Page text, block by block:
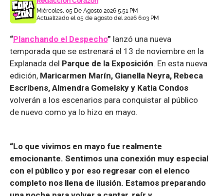
Miércoles, 05 De Agosto 2026 5:51 PM
Actualizado el 05 de agosto del 2026 6:03 PM
“Planchando el Despecho” lanzó una nueva
temporada que se estrenará el 13 de noviembre en la
Explanada del Parque de la Exposición. En esta nueva
edición, Maricarmen Marín, Gianella Neyra, Rebeca
Escribens, Almendra Gomelsky y Katia Condos
volverán a los escenarios para conquistar al público
de nuevo como ya lo hizo en mayo.
“Lo que vivimos en mayo fue realmente
emocionante. Sentimos una conexión muy especial
con el público y por eso regresar con el elenco
completo nos llena de ilusión. Estamos preparando